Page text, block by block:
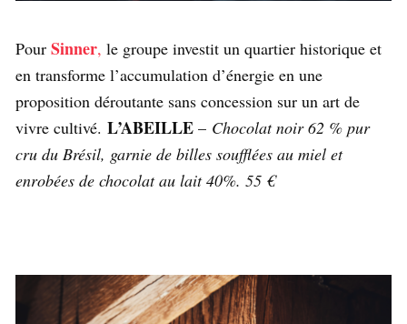
Pour Sinner, le groupe investit un quartier historique et
en transforme l’accumulation d’énergie en une
proposition déroutante sans concession sur un art de
vivre cultivé. L’ABEILLE – Chocolat noir 62 % pur
cru du Brésil, garnie de billes soufflées au miel et
enrobées de chocolat au lait 40%. 55 €